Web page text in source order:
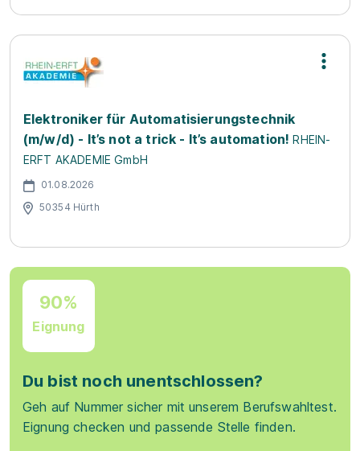
Elektroniker für Automatisierungstechnik
(m/w/d) - It’s not a trick - It’s automation! RHEIN-
ERFT AKADEMIE GmbH
01.08.2026
50354 Hürth
90%
Eignung
Du bist noch unentschlossen?
Geh auf Nummer sicher mit unserem Berufswahltest.
Eignung checken und passende Stelle finden.